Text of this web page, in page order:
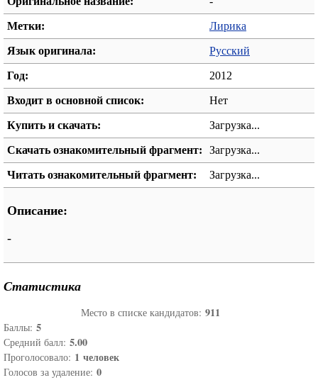
Метки: Лирика
Язык оригинала: Русский
Год: 2012
Входит в основной список: Нет
Купить и скачать: Загрузка...
Скачать ознакомительный фрагмент: Загрузка...
Читать ознакомительный фрагмент: Загрузка...
Описание:
-
Статистика
Место в списке кандидатов: 911
Баллы: 5
Средний балл: 5.00
Проголосовало: 1 человек
Голосов за удаление: 0